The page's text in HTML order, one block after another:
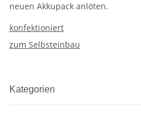
neuen Akkupack anlöten.
konfektioniert
zum Selbsteinbau
Kategorien